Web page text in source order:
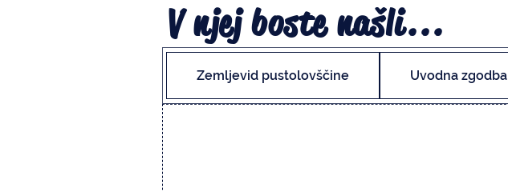
V njej boste našli...
Zemljevid pustolovščine Uvodna zgodba